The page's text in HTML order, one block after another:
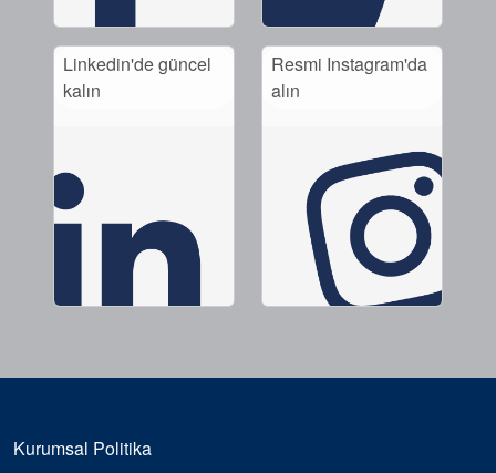
Linkedin'de güncel
kalın
Resmi Instagram'da
alın
Kurumsal Politika